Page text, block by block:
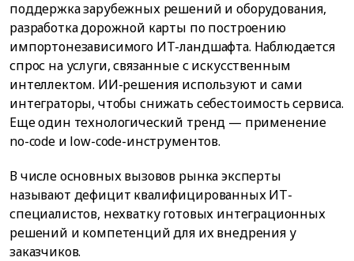
поддержка зарубежных решений и оборудования,
разработка дорожной карты по построению
импортонезависимого ИТ-ландшафта. Наблюдается
спрос на услуги, связанные с искусственным
интеллектом. ИИ-решения используют и сами
интеграторы, чтобы снижать себестоимость сервиса.
Еще один технологический тренд — применение
no-code и low-code-инструментов.
В числе основных вызовов рынка эксперты
называют дефицит квалифицированных ИТ-
специалистов, нехватку готовых интеграционных
решений и компетенций для их внедрения у
заказчиков.